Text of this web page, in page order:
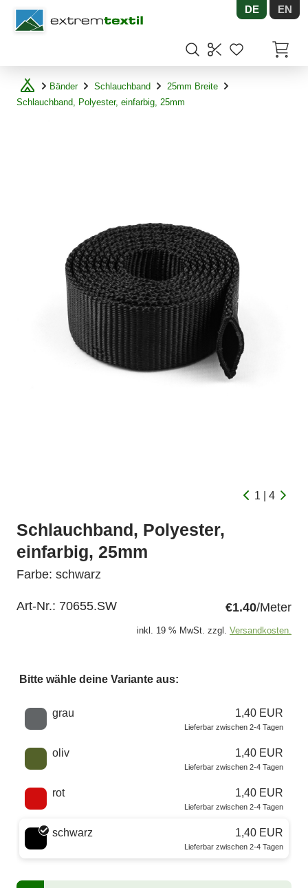
Shopware DE EN
Bänder Schlauchband
25mm Breite
Schlauchband, Polyester, einfarbig, 25mm
1 | 4
Schlauchband, Polyester,
einfarbig, 25mm
Farbe: schwarz
Art-Nr.: 70655.SW €1.40/Meter
inkl. 19 % MwSt. zzgl. Versandkosten.
Bitte wähle deine Variante aus:
Wähle eine Farbe
grau 1,40 EUR
Lieferbar zwischen 2-4 Tagen
oliv 1,40 EUR
Lieferbar zwischen 2-4 Tagen
rot 1,40 EUR
Lieferbar zwischen 2-4 Tagen
schwarz 1,40 EUR
Lieferbar zwischen 2-4 Tagen